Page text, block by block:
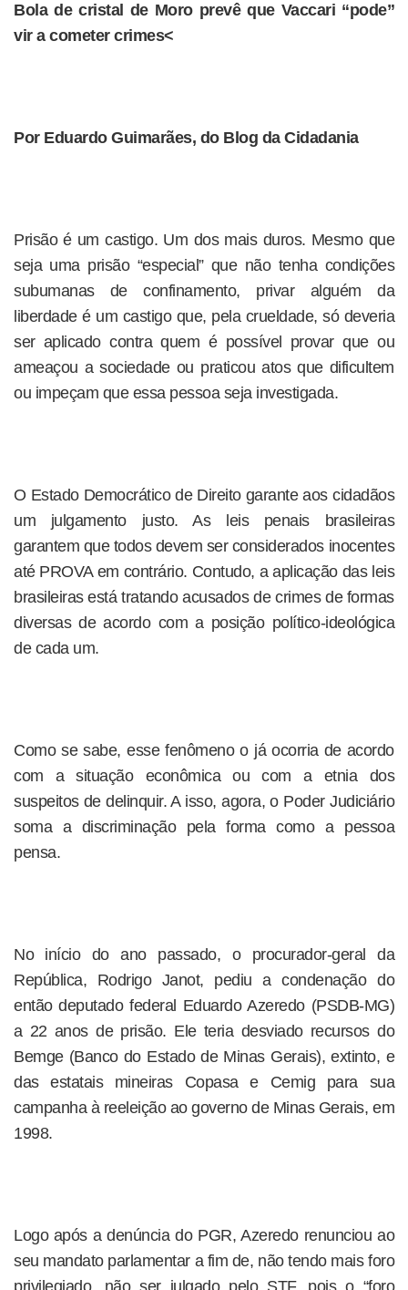
Bola de cristal de Moro prevê que Vaccari “pode”
vir a cometer crimes<
Por Eduardo Guimarães, do Blog da Cidadania
Prisão é um castigo. Um dos mais duros. Mesmo que
seja uma prisão “especial” que não tenha condições
subumanas de confinamento, privar alguém da
liberdade é um castigo que, pela crueldade, só deveria
ser aplicado contra quem é possível provar que ou
ameaçou a sociedade ou praticou atos que dificultem
ou impeçam que essa pessoa seja investigada.
O Estado Democrático de Direito garante aos cidadãos
um julgamento justo. As leis penais brasileiras
garantem que todos devem ser considerados inocentes
até PROVA em contrário. Contudo, a aplicação das leis
brasileiras está tratando acusados de crimes de formas
diversas de acordo com a posição político-ideológica
de cada um.
Como se sabe, esse fenômeno o já ocorria de acordo
com a situação econômica ou com a etnia dos
suspeitos de delinquir. A isso, agora, o Poder Judiciário
soma a discriminação pela forma como a pessoa
pensa.
No início do ano passado, o procurador-geral da
República, Rodrigo Janot, pediu a condenação do
então deputado federal Eduardo Azeredo (PSDB-MG)
a 22 anos de prisão. Ele teria desviado recursos do
Bemge (Banco do Estado de Minas Gerais), extinto, e
das estatais mineiras Copasa e Cemig para sua
campanha à reeleição ao governo de Minas Gerais, em
1998.
Logo após a denúncia do PGR, Azeredo renunciou ao
seu mandato parlamentar a fim de, não tendo mais foro
privilegiado, não ser julgado pelo STF, pois o “foro